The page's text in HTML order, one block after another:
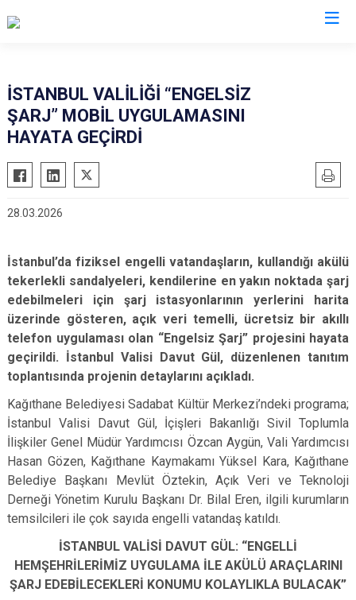
İSTANBUL VALİLİĞİ “ENGELSİZ
ŞARJ” MOBİL UYGULAMASINI
HAYATA GEÇİRDİ
28.03.2026
İstanbul’da fiziksel engelli vatandaşların, kullandığı akülü
tekerlekli sandalyeleri, kendilerine en yakın noktada şarj
edebilmeleri için şarj istasyonlarının yerlerini harita
üzerinde gösteren, açık veri temelli, ücretsiz bir akıllı
telefon uygulaması olan “Engelsiz Şarj” projesini hayata
geçirildi. İstanbul Valisi Davut Gül, düzenlenen tanıtım
toplantısında projenin detaylarını açıkladı.
Kağıthane Belediyesi Sadabat Kültür Merkezi’ndeki programa;
İstanbul Valisi Davut Gül, İçişleri Bakanlığı Sivil Toplumla
İlişkiler Genel Müdür Yardımcısı Özcan Aygün, Vali Yardımcısı
Hasan Gözen, Kağıthane Kaymakamı Yüksel Kara, Kağıthane
Belediye Başkanı Mevlüt Öztekin, Açık Veri ve Teknoloji
Derneği Yönetim Kurulu Başkanı Dr. Bilal Eren, ilgili kurumların
temsilcileri ile çok sayıda engelli vatandaş katıldı.
İSTANBUL VALİSİ DAVUT GÜL: “ENGELLİ
HEMŞEHRİLERİMİZ UYGULAMA İLE AKÜLÜ ARAÇLARINI
ŞARJ EDEBİLECEKLERİ KONUMU KOLAYLIKLA BULACAK”